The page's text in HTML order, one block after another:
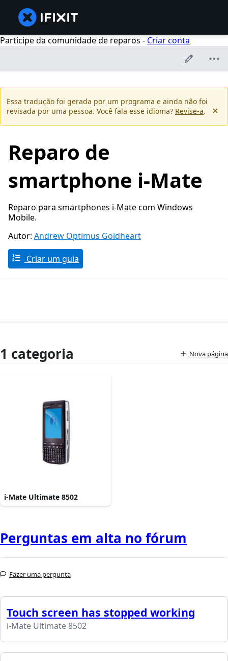
Participe da comunidade de reparos - Criar conta
Essa tradução foi gerada por um programa e ainda não foi
revisada por uma pessoa. Você fala esse idioma? Revise-a.
Reparo de
smartphone i-Mate
Reparo para smartphones i-Mate com Windows
Mobile.
Autor: Andrew Optimus Goldheart
Criar um guia
1 categoria Nova página
i-Mate Ultimate 8502
Perguntas em alta no fórum
Fazer uma pergunta
Touch screen has stopped working
i-Mate Ultimate 8502